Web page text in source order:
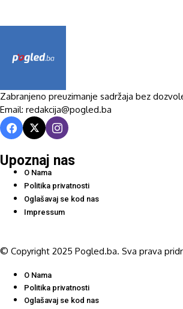
Zabranjeno preuzimanje sadržaja bez
Email: redakcija@pogled.ba
Upoznaj nas
O Nama
Politika privatnosti
Oglašavaj se kod nas
Impressum
© Copyright 2025 Pogled.ba. Sva prava
O Nama
Politika privatnosti
Oglašavaj se kod nas